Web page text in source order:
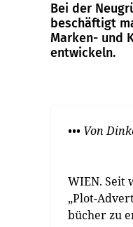
Bei der
beschäftigt
Marken- und
entwickeln.
••• Von
WIEN. Seit
„Plot-
bücher zu